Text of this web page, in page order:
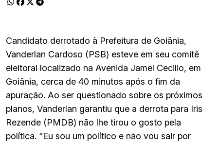
Candidato derrotado à Prefeitura de Goiânia,
Vanderlan Cardoso (PSB) esteve em seu comitê
eleitoral localizado na Avenida Jamel Cecilio, em
Goiânia, cerca de 40 minutos após o fim da
apuração. Ao ser questionado sobre os próximos
planos, Vanderlan garantiu que a derrota para Iris
Rezende (PMDB) não lhe tirou o gosto pela
política. “Eu sou um político e não vou sair por